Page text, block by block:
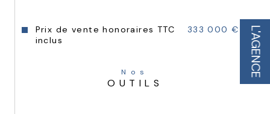
L'AGENCE
Prix de vente honoraires TTC
inclus
333 000 €
Nos
OUTILS